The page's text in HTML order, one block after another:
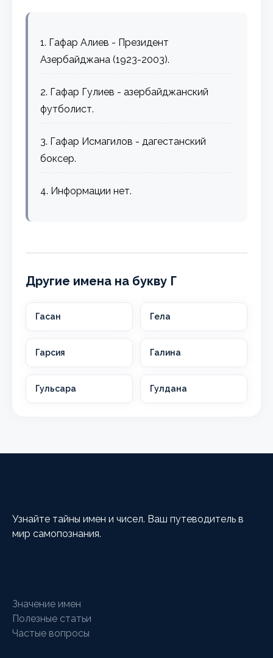
1. Гафар Алиев - Президент
Азербайджана (1923-2003).
2. Гафар Гулиев - азербайджанский
футболист.
3. Гафар Исмагилов - дагестанский
боксер.
4. Информации нет.
Другие имена на букву Г
Гасан Гела
Гарсия Галина
Гульсара Гулдана
Узнайте тайны имен и чисел. Ваш путеводитель в
мир самопознания.
Значение имен
Полезные статьи
Частые вопросы